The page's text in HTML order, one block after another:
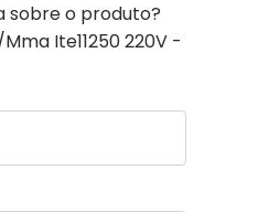
sobre o produto?
Ite11250 220V -